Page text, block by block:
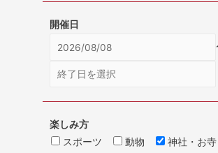
開催日
楽しみ方
スポーツ
動物
神社・お寺